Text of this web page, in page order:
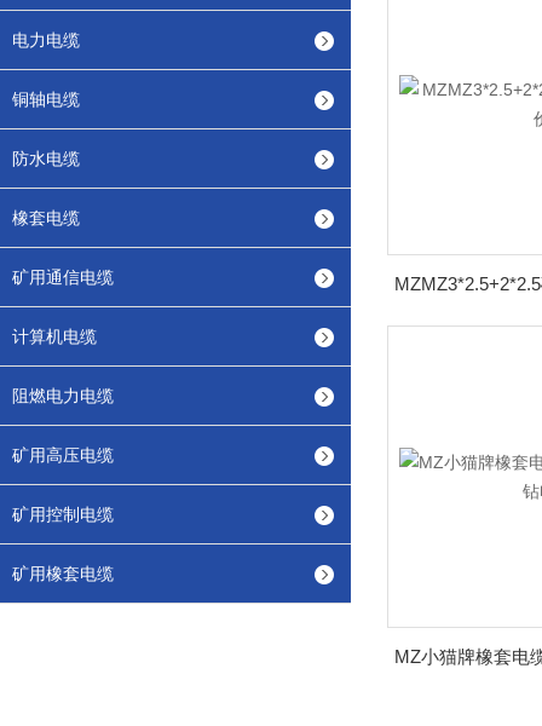
电力电缆
铜轴电缆
防水电缆
橡套电缆
矿用通信电缆
计算机电缆
阻燃电力电缆
矿用高压电缆
矿用控制电缆
矿用橡套电缆